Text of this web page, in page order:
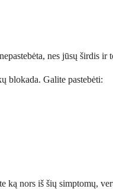
nes jūsų širdis
blokada. Galite pastebėti:
nors iš šių simptomų,